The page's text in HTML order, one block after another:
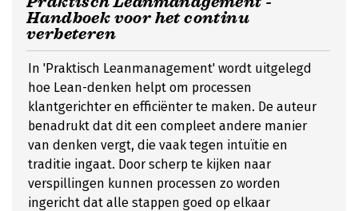
Handboek voor het continu
verbeteren
In 'Praktisch Leanmanagement' wordt uitgelegd
hoe Lean-denken helpt om processen
klantgerichter en efficiënter te maken. De auteur
benadrukt dat dit een compleet andere manier
van denken vergt, die vaak tegen intuïtie en
traditie ingaat. Door scherp te kijken naar
verspillingen kunnen processen zo worden
ingericht dat alle stappen goed op elkaar